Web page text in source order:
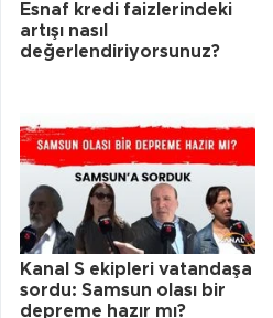
Esnaf kredi faizlerindeki
artışı nasıl
değerlendiriyorsunuz?
Kanal S ekipleri vatandaşa
sordu: Samsun olası bir
depreme hazır mı?